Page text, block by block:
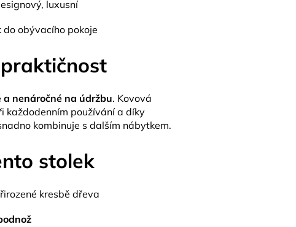
luxusní
do obývacího pokoje
a nenáročné na údržbu. Kovová
každodenním používání a díky
kombinuje s dalším nábytkem.
stolek
kresbě dřeva